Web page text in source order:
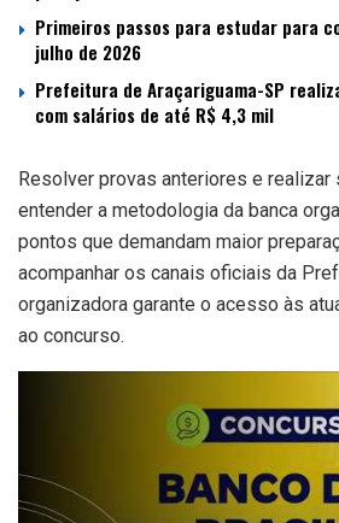
Primeiros passos para estudar para
julho de 2026
Prefeitura de Araçariguama-SP
com salários de até R$ 4,3 mil
Resolver provas anteriores e realizar
entender a metodologia da banca
pontos que demandam maior
acompanhar os canais oficiais da
organizadora garante o acesso às
ao concurso.